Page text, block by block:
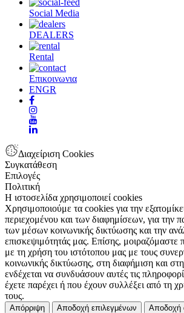
Social Media
DEALERS
Rental
Επικοινωνια
ENGR
Διαχείριση Cookies
Συγκατάθεση
Επιλογές
Πολιτική
Η ιστοσελίδα χρησιμοποιεί cookies
Χρησιμοποιούμε τα cookies για την
περιεχομένου και των διαφημίσεων, για την
των μέσων κοινωνικής δικτύωσης και την
επισκεψιμότητάς μας. Επίσης, μοιραζόμαστε
με τη χρήση του ιστότοπου μας με τους
κοινωνικής δικτύωσης, στη διαφήμιση και
ενδέχεται να συνδυάσουν αυτές τις
έχετε παρέχει ή που έχουν συλλέξει από τη
τους.
Απόρριψη Αποδοχή επιλεγμένων Αποδοχή